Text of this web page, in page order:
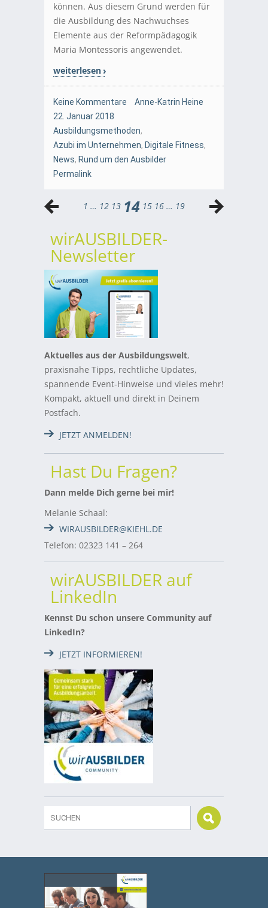
können. Aus diesem Grund werden für
die Ausbildung des Nachwuchses
Elemente aus der Reformpädagogik
Maria Montessoris angewendet.
weiterlesen
Keine Kommentare
Anne-Katrin Heine
22. Januar 2018
Ausbildungsmethoden,
Azubi im Unternehmen, Digitale Fitness,
News, Rund um den Ausbilder
Permalink
1 … 12 13 14 15 16 … 19
wirAUSBILDER-
Newsletter
Aktuelles aus der Ausbildungswelt,
praxisnahe Tipps, rechtliche Updates,
spannende Event-Hinweise und vieles mehr!
Kompakt, aktuell und direkt in Deinem
Postfach.
JETZT ANMELDEN!
Hast Du Fragen?
Dann melde Dich gerne bei mir!
Melanie Schaal:
WIRAUSBILDER@KIEHL.DE
Telefon: 02323 141 – 264
wirAUSBILDER auf
LinkedIn
Kennst Du schon unsere Community auf
LinkedIn?
JETZT INFORMIEREN!